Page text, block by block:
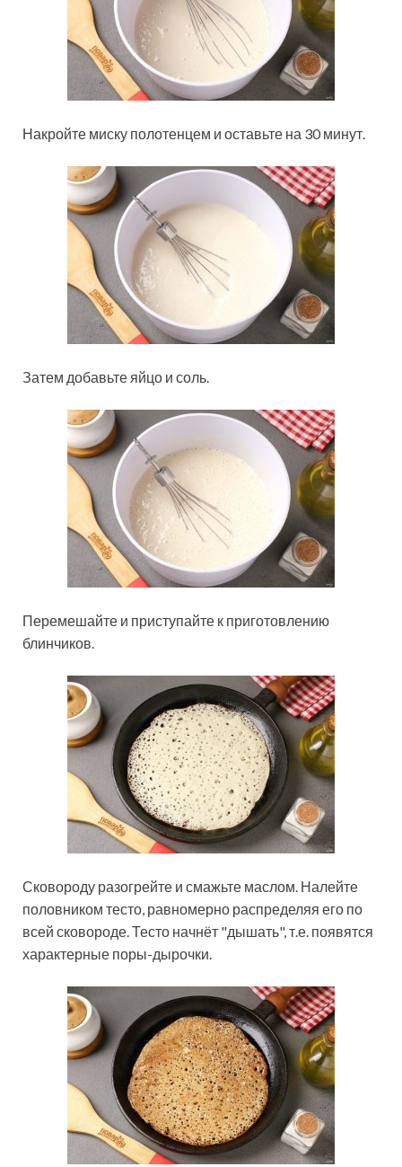
Накройте миску полотенцем и оставьте на 30 минут.
Затем добавьте яйцо и соль.
Перемешайте и приступайте к приготовлению
блинчиков.
Сковороду разогрейте и смажьте маслом. Налейте
половником тесто, равномерно распределяя его по
всей сковороде. Тесто начнёт "дышать", т.е. появятся
характерные поры-дырочки.